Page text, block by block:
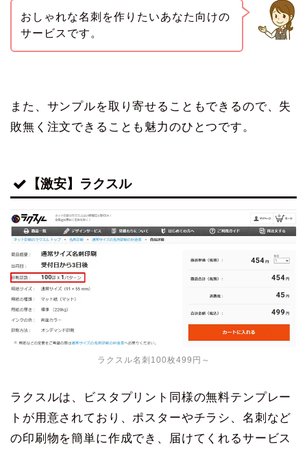
おしゃれな名刺を作りたいあなた向けの
サービスです。
また、サンプルを取り寄せることもできるので、失
敗無く注文できることも魅力のひとつです。
【激安】ラクスル
ラクスル名刺100枚499円～
ラクスルは、ビスタプリント同様の無料テンプレー
トが用意されており、ポスターやチラシ、名刺など
の印刷物を簡単に作成でき、届けてくれるサービス